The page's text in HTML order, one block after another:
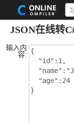
JSON在线转
输入内
容: